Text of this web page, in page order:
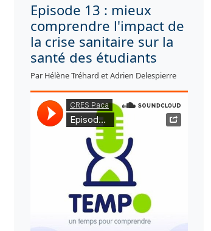
Episode 13 : mieux
comprendre l'impact de
la crise sanitaire sur la
santé des étudiants
Par Hélène Tréhard et Adrien Delespierre